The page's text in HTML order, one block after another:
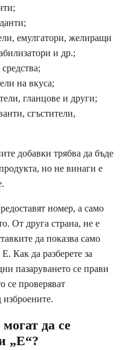
емулгатори, желиращи
и др.;
на вкуса;
гланцове и други;
сгъстители,
добавки трябва да бъде
но не винаги е
номер, а само
От друга страна, не е
да показва само
Как да разберете за
пазаруването се прави
се проверяват
изброените.
да се
„E“?